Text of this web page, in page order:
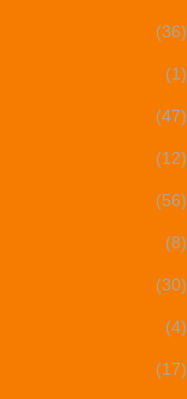
(36)
(1)
(47)
(12)
(56)
(8)
(30)
(4)
(17)